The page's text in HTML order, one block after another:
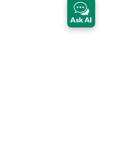
Ask AI